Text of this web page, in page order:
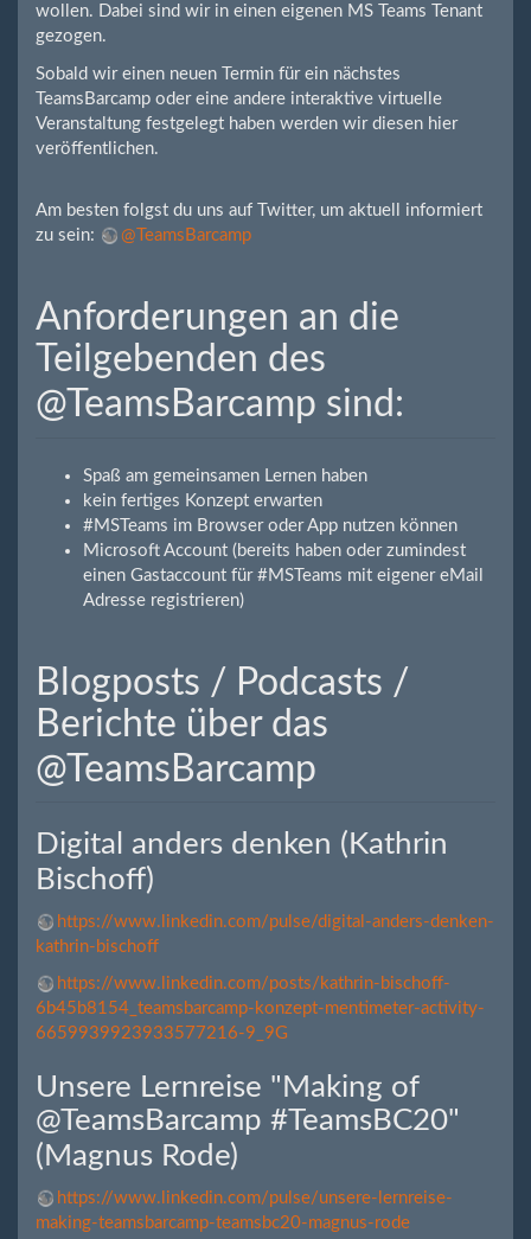
wollen. Dabei sind wir in einen eigenen MS Teams Tenant
gezogen.
Sobald wir einen neuen Termin für ein nächstes
TeamsBarcamp oder eine andere interaktive virtuelle
Veranstaltung festgelegt haben werden wir diesen hier
veröffentlichen.
Am besten folgst du uns auf Twitter, um aktuell informiert
zu sein:
@TeamsBarcamp
Anforderungen an die
Teilgebenden des
@TeamsBarcamp sind:
Spaß am gemeinsamen Lernen haben
kein fertiges Konzept erwarten
#MSTeams im Browser oder App nutzen können
Microsoft Account (bereits haben oder zumindest
einen Gastaccount für #MSTeams mit eigener eMail
Adresse registrieren)
Blogposts / Podcasts /
Berichte über das
@TeamsBarcamp
Digital anders denken (Kathrin
Bischoff)
https://www.linkedin.com/pulse/digital-anders-denken-
kathrin-bischoff
https://www.linkedin.com/posts/kathrin-bischoff-
6b45b8154_teamsbarcamp-konzept-mentimeter-activity-
6659939923933577216-9_9G
Unsere Lernreise "Making of
@TeamsBarcamp #TeamsBC20"​
(Magnus Rode)
https://www.linkedin.com/pulse/unsere-lernreise-
making-teamsbarcamp-teamsbc20-magnus-rode